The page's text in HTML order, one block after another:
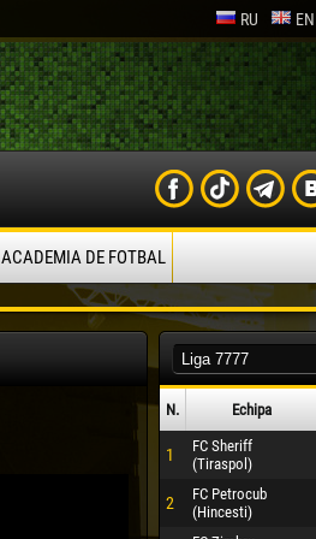
RU EN
ACADEMIA DE FOTBAL
N. Echipa
1
FC Sheriff
(Tiraspol)
2
FC Petrocub
(Hincesti)